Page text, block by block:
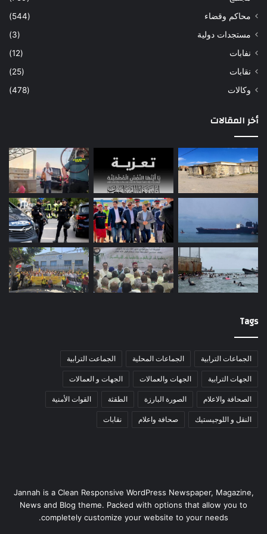
محاكم وقضاء
(544)
مستجدات دولية
(3)
نفابات
(12)
نقابات
(25)
وكالات
(478)
أخر المقالات
Tags
الجماعات الترابية الجماعات المحلية الجماعت الترابية
الجهات الترابية الجهات والعمالات الجهات و العمالات
الصحافة والاعلام الصورة البارزة الطقثة القوات الأمنية
النقل و اللوجيستيك صحافة واعلام نقابات
Jannah is a Clean Responsive WordPress Newspaper, Magazine,
News and Blog theme. Packed with options that allow you to
completely customize your website to your needs.